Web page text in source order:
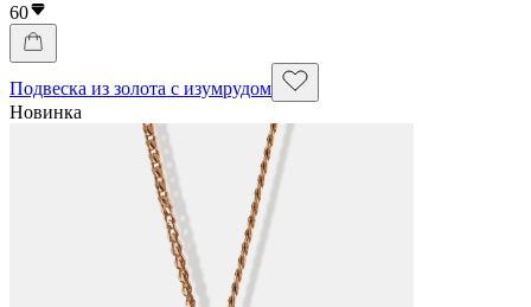
60
Подвеска из золота с изумрудом
Новинка